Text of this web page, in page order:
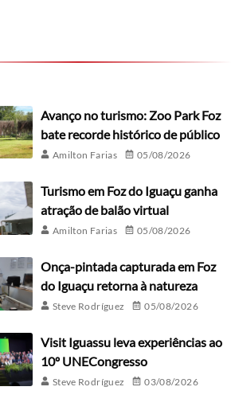
Avanço no turismo: Zoo Park Foz
bate recorde histórico de público
Amilton Farias 05/08/2026
Turismo em Foz do Iguaçu ganha
atração de balão virtual
Amilton Farias 05/08/2026
Onça-pintada capturada em Foz
do Iguaçu retorna à natureza
Steve Rodríguez 05/08/2026
Visit Iguassu leva experiências ao
10º UNECongresso
Steve Rodríguez 03/08/2026